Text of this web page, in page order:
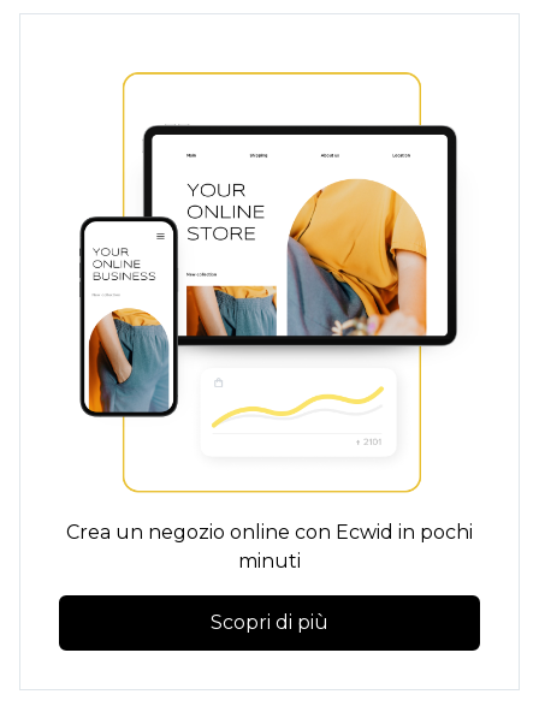
Crea un negozio online con Ecwid in pochi
minuti
Scopri di più